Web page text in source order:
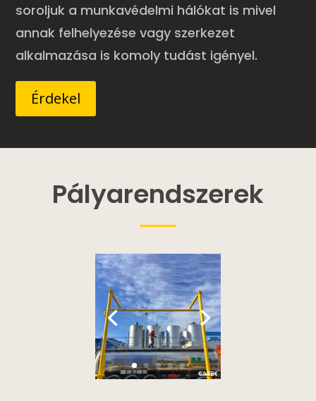
soroljuk a munkavédelmi hálókat is mivel
annak felhelyezése vagy szerkezet
alkalmazása is komoly tudást igényel.
Érdekel
Pályarendszerek